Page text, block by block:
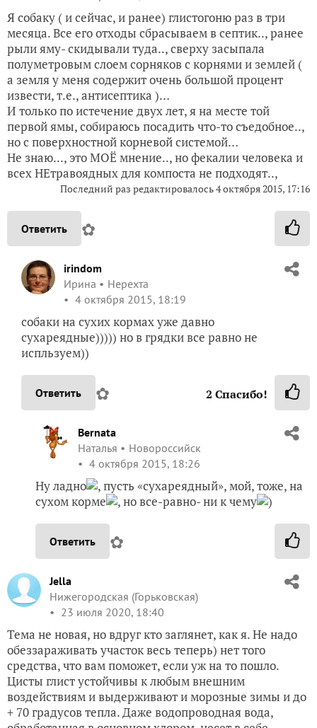
Я собаку ( и сейчас, и ранее) глистогоню раз в три
месяца. Все его отходы сбрасываем в септик.., ранее
рыли яму- скидывали туда.., сверху засыпала
полуметровым слоем сорняков с корнями и землей (
а земля у меня содержит очень большой процент
извести, т.е., антисептика )…
И только по истечение двух лет, я на месте той
первой ямы, собираюсь посадить что-то съедобное..,
но с поверхностной корневой системой…
Не знаю..., это МОЁ мнение.., но фекалии человека и
всех НЕтравоядных для компоста не подходят..,
Последний раз редактировалось4 октября 2015, 17:16
Ответить ✿
irindom
Ирина
Нерехта
4 октября 2015, 18:19
собаки на сухих кормах уже давно
сухареядные))))) но в грядки все равно не
испльзуем))
Ответить ✿ 2 Спасибо!
Bernata
Наталья
Новороссийск
4 октября 2015, 18:26
Ну ладно
, пусть «сухареядный», мой, тоже, на
сухом корме
, но все-равно- ни к чему )
Ответить ✿
Jella
Нижегородская (Горьковская)
23 июля 2020, 18:40
Тема не новая, но вдруг кто заглянет, как я. Не надо
обеззараживать участок весь теперь) нет того
средства, что вам поможет, если уж на то пошло.
Цисты глист устойчивы к любым внешним
воздействиям и выдерживают и морозные зимы и до
+ 70 градусов тепла. Даже водопроводная вода,